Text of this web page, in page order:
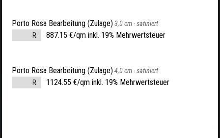
Porto Rosa Bearbeitung (Zulage) 3,0 cm -satiniert
R
887.15 €/qm inkl. 19% Mehrwertsteuer
Porto Rosa Bearbeitung (Zulage) 4,0 cm -satiniert
R
1124.55 €/qm inkl. 19% Mehrwertsteuer